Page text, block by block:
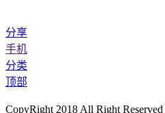
分享
手机
分类
顶部
CopyRight 2018 All Right